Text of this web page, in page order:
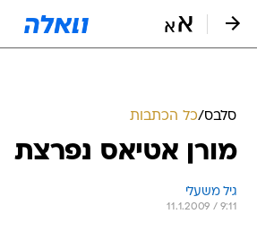
סלבס/כל הכתבות
מורן אטיאס נפרצת
גיל משעלי
11.1.2009 / 9:11